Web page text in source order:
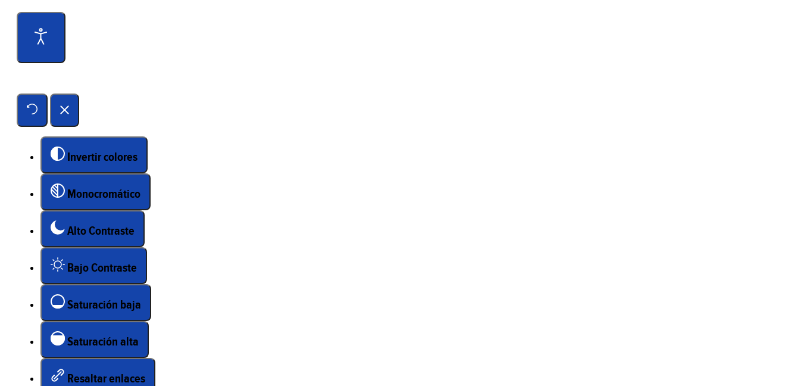
Invertir colores
Monocromático
Alto Contraste
Bajo Contraste
Saturación baja
Saturación alta
Resaltar enlaces